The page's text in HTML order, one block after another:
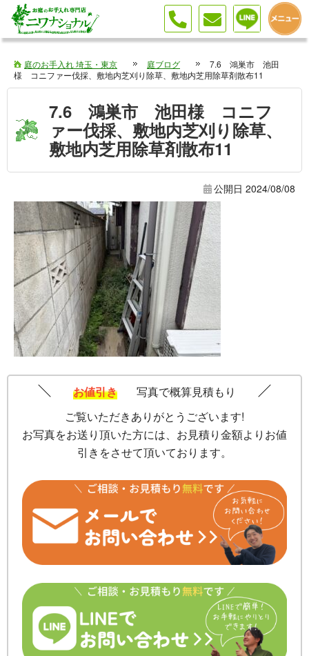
庭のお手入れ 埼玉・東京 庭ブログ
7.6 鴻巣市 池田
様 コニファー伐採、敷地内芝刈り除草、敷地内芝用除草剤散布11
7.6 鴻巣市 池田様 コニフ
ァー伐採、敷地内芝刈り除草、
敷地内芝用除草剤散布11
公開日 2024/08/08
お値引き
写真で概算見積もり
ご覧いただきありがとうございます!
お写真をお送り頂いた方には、お見積り金額よりお値
引きをさせて頂いております。